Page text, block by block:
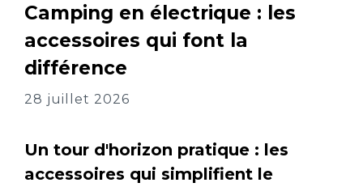
Camping en électrique : les
accessoires qui font la
différence
28 juillet 2026
Un tour d'horizon pratique : les
accessoires qui simplifient le